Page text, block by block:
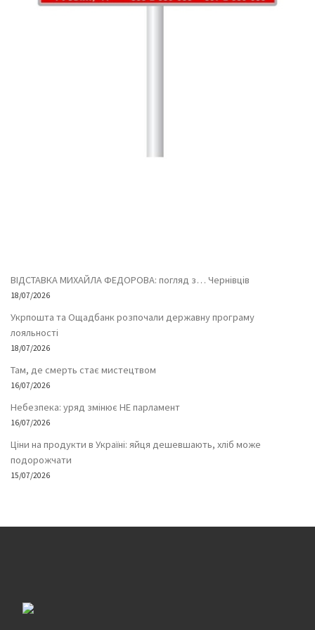
ВІДСТАВКА МИХАЙЛА ФЕДОРОВА: погляд з… Чернівців
18/07/2026
Укрпошта та Ощадбанк розпочали державну програму
лояльності
18/07/2026
Там, де смерть стає мистецтвом
16/07/2026
Небезпека: уряд змінює НЕ парламент
16/07/2026
Ціни на продукти в Україні: яйця дешевшають, хліб може
подорожчати
15/07/2026